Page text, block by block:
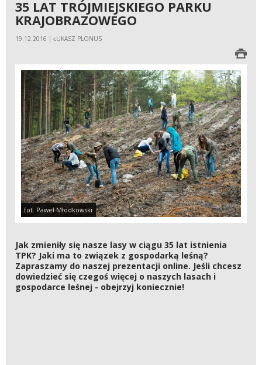
35 LAT TRÓJMIEJSKIEGO PARKU
KRAJOBRAZOWEGO
19.12.2016 | ŁUKASZ PLONUS
fot. Paweł Młodkowski
Jak zmieniły się nasze lasy w ciągu 35 lat istnienia
TPK? Jaki ma to związek z gospodarką leśną?
Zapraszamy do naszej prezentacji online. Jeśli chcesz
dowiedzieć się czegoś więcej o naszych lasach i
gospodarce leśnej - obejrzyj koniecznie!